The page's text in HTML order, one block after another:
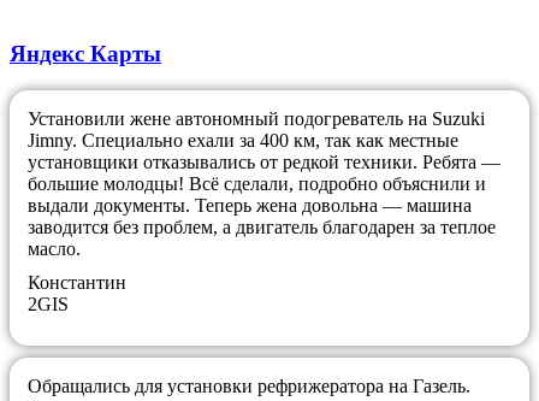
Яндекс Карты
Установили жене автономный подогреватель на Suzuki
Jimny. Специально ехали за 400 км, так как местные
установщики отказывались от редкой техники. Ребята —
большие молодцы! Всё сделали, подробно объяснили и
выдали документы. Теперь жена довольна — машина
заводится без проблем, а двигатель благодарен за теплое
масло.
​Константин
2GIS
Обращались для установки рефрижератора на Газель.